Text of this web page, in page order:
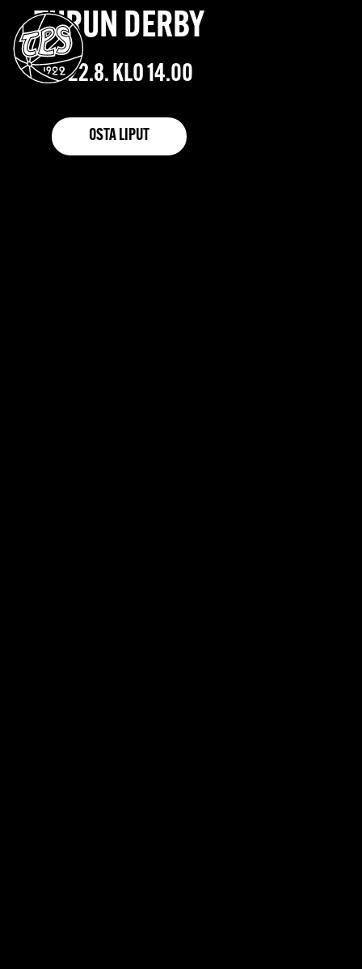
TURUN DERBY
LA 22.8. KLO 14.00
OSTA LIPUT